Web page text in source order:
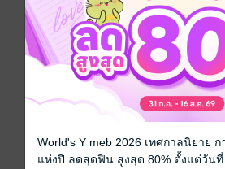
คุณสามารถเข้าสู่ระบบเพื่อแสดงค
รีวิวทั้งหมด
World's Y meb 2026 เทศกาลนิยาย
แห่งปี ลดสุดฟิน สูงสุด 80% ตั้งแต่วันที่